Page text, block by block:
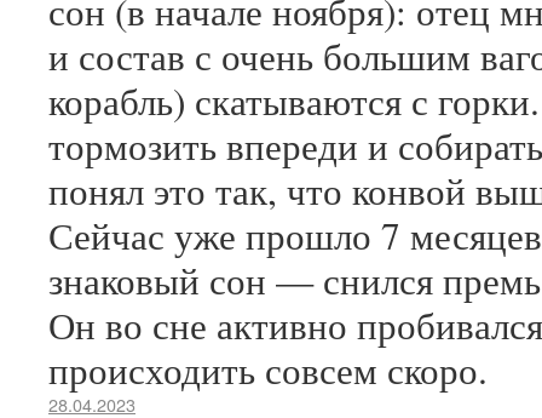
сон (в начале ноября): отец
и состав с очень большим
корабль) скатываются с
тормозить впереди и
понял это так, что конвой
Сейчас уже прошло 7
знаковый сон — снился
Он во сне активно
происходить совсем скоро.
28.04.2023